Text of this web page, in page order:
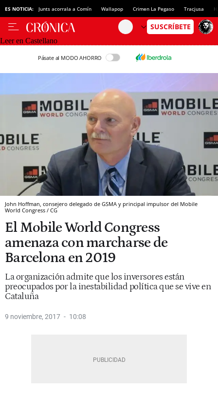
ES NOTICIA: Junts acorrala a Comín Wallapop Crimen La Pegaso Tracjusa
Leer en Castellano
Pásate al MODO AHORRO
John Hoffman, consejero delegado de GSMA y principal impulsor del Mobile
World Congress / CG
El Mobile World Congress
amenaza con marcharse de
Barcelona en 2019
La organización admite que los inversores están
preocupados por la inestabilidad política que se vive en
Cataluña
9 noviembre, 2017 10:08